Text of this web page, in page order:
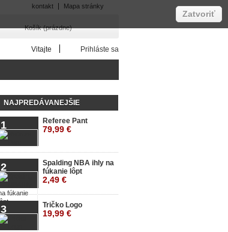
kontakt Mapa stránky
Košík(prázdne)
Vitajte Prihláste sa
NAJPREDÁVANEJŠIE
1 Referee Pant
79,99 €
2
Spalding NBA ihly na
fúkanie lôpt
2,49 €
3 Tričko Logo
19,99 €
Zatvoriť